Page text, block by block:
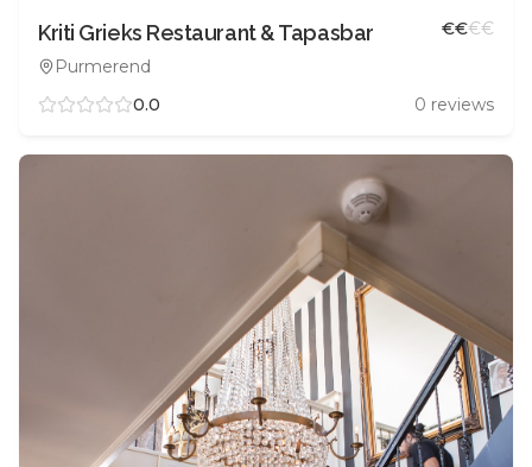
Kriti Grieks Restaurant & Tapasbar
Purmerend
€€€€
0.0 0 reviews